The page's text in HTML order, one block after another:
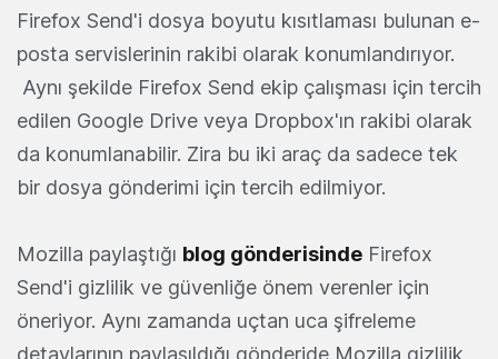
Firefox Send'i dosya boyutu kısıtlaması bulunan e-
posta servislerinin rakibi olarak konumlandırıyor.
Aynı şekilde Firefox Send ekip çalışması için tercih
edilen Google Drive veya Dropbox'ın rakibi olarak
da konumlanabilir. Zira bu iki araç da sadece tek
bir dosya gönderimi için tercih edilmiyor.
Mozilla paylaştığı blog gönderisinde Firefox
Send'i gizlilik ve güvenliğe önem verenler için
öneriyor. Aynı zamanda uçtan uca şifreleme
detaylarının paylaşıldığı gönderide Mozilla gizlilik